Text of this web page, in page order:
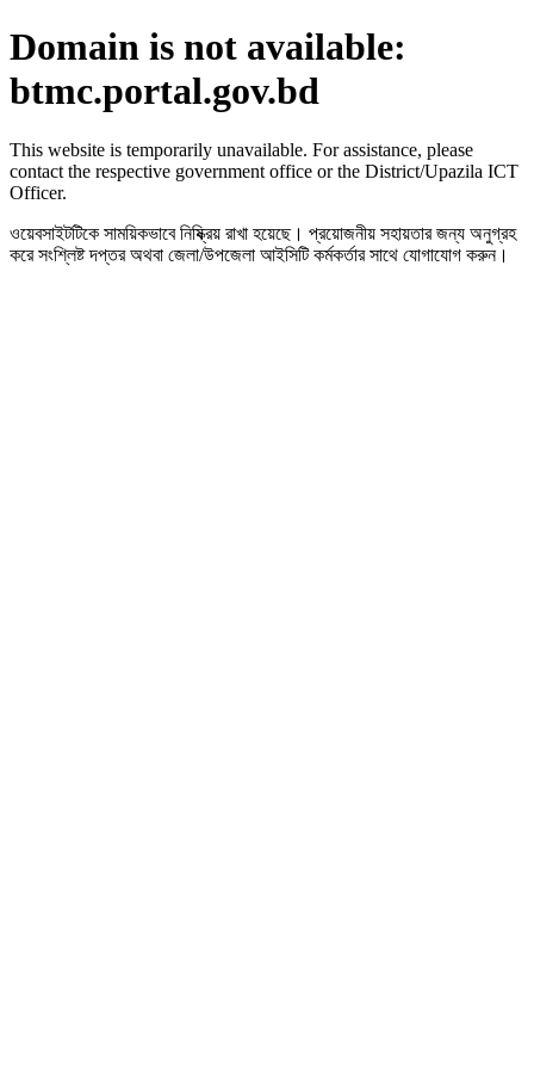
Domain is not available:
btmc.portal.gov.bd
This website is temporarily unavailable. For assistance, please
contact the respective government office or the District/Upazila ICT
Officer.
ওয়েবসাইটটিকে সাময়িকভাবে নিষ্ক্রিয় রাখা হয়েছে। প্রয়োজনীয় সহায়তার জন্য অনুগ্রহ
করে সংশ্লিষ্ট দপ্তর অথবা জেলা/উপজেলা আইসিটি কর্মকর্তার সাথে যোগাযোগ করুন।